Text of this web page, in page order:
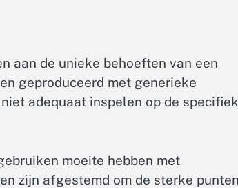
aan de unieke behoeften van een
geproduceerd met generieke
adequaat inspelen op de
moeite hebben met
zijn afgestemd om de sterke